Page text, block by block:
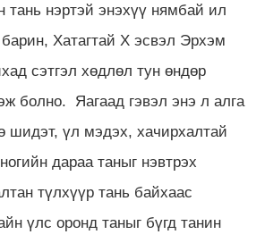
тань нэртэй энэхүү нямбай ил
барин, Хатагтай Х эсвэл Эрхэм
сэтгэл хөдлөл тун өндөр
болно. Яагаад гэвэл энэ л алга
шидэт, үл мэдэх, хачирхалтай
дараа таныг нэвтрэх
түлхүүр тань байхаас
үлс оронд таныг бүгд танин